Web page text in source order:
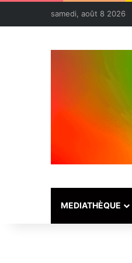
samedi, août 8 2026
MEDIATHÈQUE